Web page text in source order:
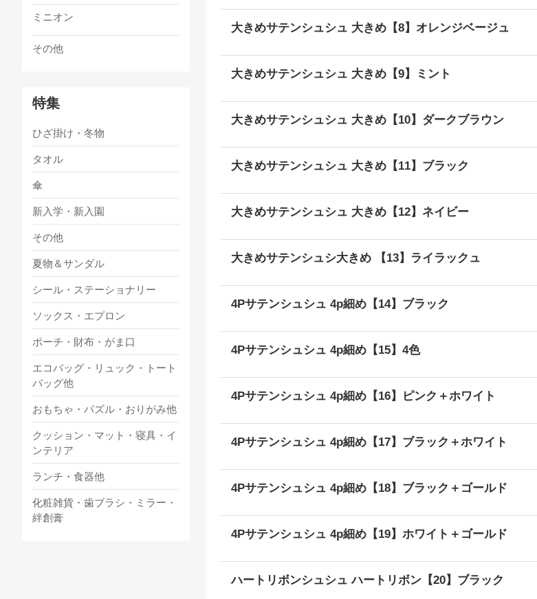
大きめサテンシュシュ 大きめ【8】オレンジベージュ
大きめサテンシュシュ 大きめ【9】ミント
大きめサテンシュシュ 大きめ【10】ダークブラウン
大きめサテンシュシュ 大きめ【11】ブラック
大きめサテンシュシュ 大きめ【12】ネイビー
大きめサテンシュシ大きめ 【13】ライラックュ
4Pサテンシュシュ 4p細め【14】ブラック
4Pサテンシュシュ 4p細め【15】4色
4Pサテンシュシュ 4p細め【16】ピンク＋ホワイト
4Pサテンシュシュ 4p細め【17】ブラック＋ホワイト
4Pサテンシュシュ 4p細め【18】ブラック＋ゴールド
4Pサテンシュシュ 4p細め【19】ホワイト＋ゴールド
ハートリボンシュシュ ハートリボン【20】ブラック
ミニオン
その他
特集
ひざ掛け・冬物
タオル
傘
新入学・新入園
その他
夏物＆サンダル
シール・ステーショナリー
ソックス・エプロン
ポーチ・財布・がま口
エコバッグ・リュック・トート
バッグ他
おもちゃ・パズル・おりがみ他
クッション・マット・寝具・イ
ンテリア
ランチ・食器他
化粧雑貨・歯ブラシ・ミラー・
絆創膏